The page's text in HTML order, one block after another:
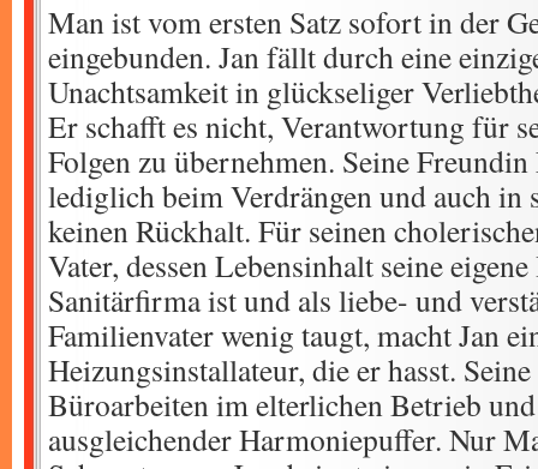
Man ist vom ersten Satz sofort in der
eingebunden. Jan fällt durch eine
Unachtsamkeit in glückseliger
Er schafft es nicht, Verantwortung für
Folgen zu übernehmen. Seine
lediglich beim Verdrängen und auch in
keinen Rückhalt. Für seinen
Vater, dessen Lebensinhalt seine
Sanitärfirma ist und als liebe- und
Familienvater wenig taugt, macht Jan
Heizungsinstallateur, die er hasst.
Büroarbeiten im elterlichen Betrieb
ausgleichender Harmoniepuffer. Nur